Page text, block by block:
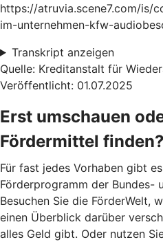
https://atruvia.scene7.com/is/
im-unternehmen-kfw-
Transkript anzeigen
Quelle: Kreditanstalt für
Veröffentlicht: 01.07.2025
Erst umschauen
Fördermittel finden?
Für fast jedes Vorhaben gibt
Förderprogramm der Bundes-
Besuchen Sie die FörderWelt,
einen Überblick darüber
alles Geld gibt. Oder nutzen